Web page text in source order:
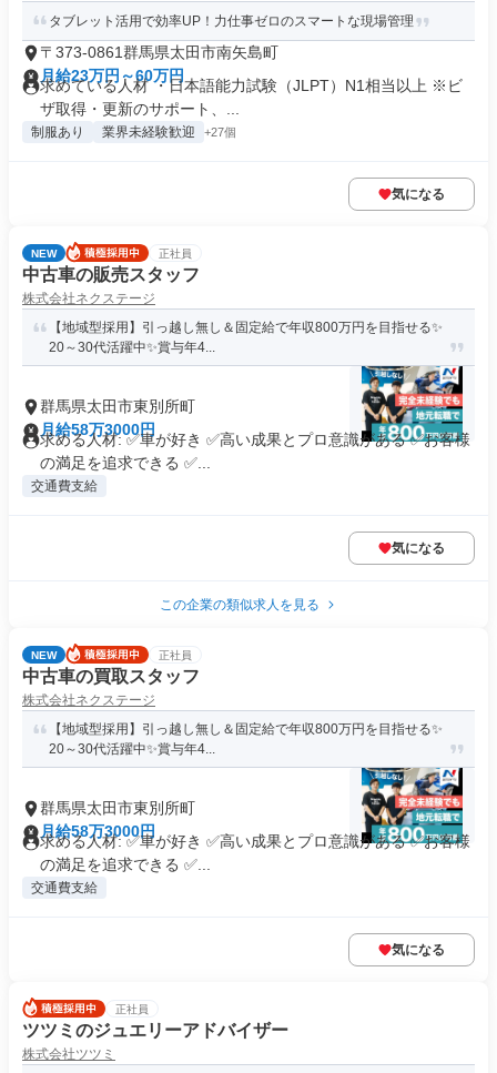
タブレット活用で効率UP！力仕事ゼロのスマートな現場管理
〒373-0861群馬県太田市南矢島町
月給23万円～60万円
求めている人材 ・日本語能力試験（JLPT）N1相当以上 ※ビ
ザ取得・更新のサポート、...
制服あり 業界未経験歓迎 +27個
気になる
NEW 正社員
中古車の販売スタッフ
株式会社ネクステージ
【地域型採用】引っ越し無し＆固定給で年収800万円を目指せる✨
20～30代活躍中✨賞与年4...
群馬県太田市東別所町
月給58万3000円
求める人材: ✅車が好き ✅高い成果とプロ意識がある ✅お客様
の満足を追求できる ✅...
交通費支給
気になる
この企業の類似求人を見る
NEW 正社員
中古車の買取スタッフ
株式会社ネクステージ
【地域型採用】引っ越し無し＆固定給で年収800万円を目指せる✨
20～30代活躍中✨賞与年4...
群馬県太田市東別所町
月給58万3000円
求める人材: ✅車が好き ✅高い成果とプロ意識がある ✅お客様
の満足を追求できる ✅...
交通費支給
気になる
正社員
ツツミのジュエリーアドバイザー
株式会社ツツミ